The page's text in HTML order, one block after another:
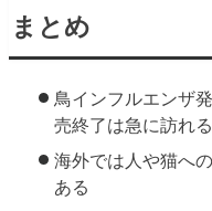
まとめ
鳥インフルエンザ
売終了は急に訪れる
海外では人や猫へ
ある